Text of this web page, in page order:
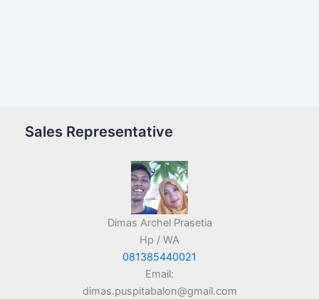
Sales Representative
Dimas Archel Prasetia
Hp / WA
081385440021
Email:
dimas.puspitabalon@gmail.com